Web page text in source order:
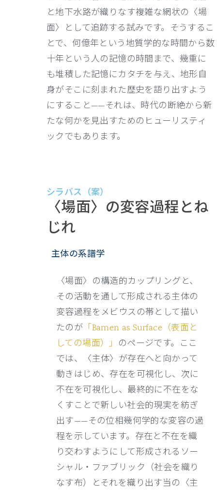
と地下水路が織りなす複雑な網状の〈場
面〉として追跡する試みです。そうするこ
とで、何億年という地質学的な時間から数
十年という人の記憶の時間まで、幾重に
も堆積した記憶にカタチを与え、地形自
身がそこに刻まれた歴史を語り出すよう
にすること——それは、時代の断絶から新
たな何かを見出すためのヒューリスティ
ックでもあります。
シラバス（案）
〈場面〉の変容過程とね
じれ
主体の系譜学
〈場面〉の構造的カップリングと、
その活動を通して形成される主体の
変容過程をメビウスの帯として描い
たのが 「Bamen as Surface（表面と
しての場面）」 のページです。ここ
では、〈主体〉が存在へと向かって
動きはじめ、存在を可視化し、次に
不在を可視化し、最終的に不在をな
くすことで新しい社会的現実を紡ぎ
出す——その位相幾何学的な変容の過
程を示しています。存在と不在を織
り交わすようにして形成されるソー
シャル・ファブリック（社会を織り
なす布）とそれを織り出す当の〈主